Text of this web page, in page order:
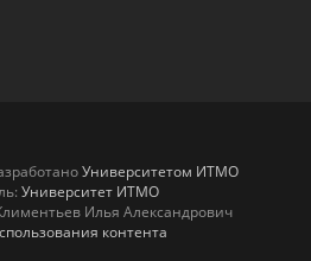
Университетом ИТМО
Университет ИТМО
Илья Александрович
контента